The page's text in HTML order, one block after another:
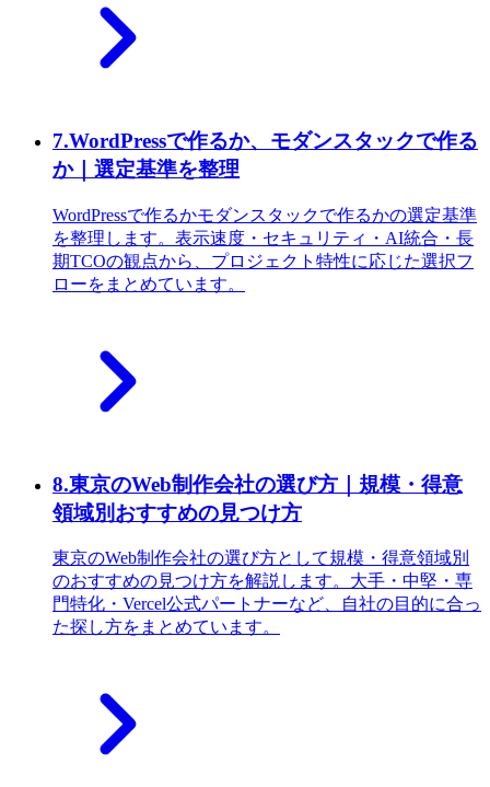
7.WordPressで作るか、モダンスタックで作る
か｜選定基準を整理
WordPressで作るかモダンスタックで作るかの選定基準
を整理します。表示速度・セキュリティ・AI統合・長
期TCOの観点から、プロジェクト特性に応じた選択フ
ローをまとめています。
8.東京のWeb制作会社の選び方｜規模・得意
領域別おすすめの見つけ方
東京のWeb制作会社の選び方として規模・得意領域別
のおすすめの見つけ方を解説します。大手・中堅・専
門特化・Vercel公式パートナーなど、自社の目的に合っ
た探し方をまとめています。